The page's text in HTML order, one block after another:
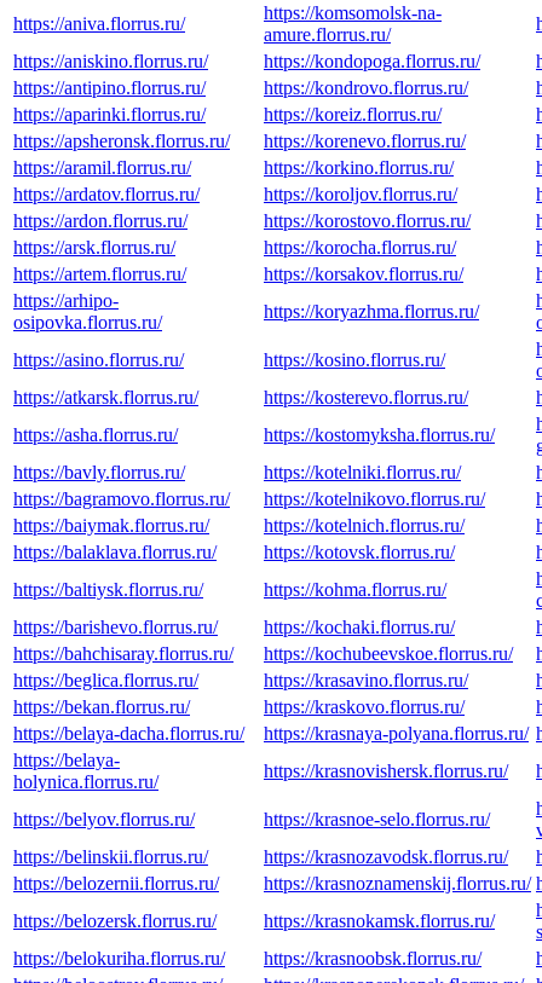
https://aniva.florrus.ru/
https://komsomolsk-na-
amure.florrus.ru/
https://aniskino.florrus.ru/
https://kondopoga.florrus.ru/
https://antipino.florrus.ru/
https://kondrovo.florrus.ru/
https://aparinki.florrus.ru/
https://koreiz.florrus.ru/
https://apsheronsk.florrus.ru/
https://korenevo.florrus.ru/
https://aramil.florrus.ru/
https://korkino.florrus.ru/
https://ardatov.florrus.ru/
https://koroljov.florrus.ru/
https://ardon.florrus.ru/
https://korostovo.florrus.ru/
https://arsk.florrus.ru/
https://korocha.florrus.ru/
https://artem.florrus.ru/
https://korsakov.florrus.ru/
https://arhipo-
osipovka.florrus.ru/
https://koryazhma.florrus.ru/
https://asino.florrus.ru/
https://kosino.florrus.ru/
https://atkarsk.florrus.ru/
https://kosterevo.florrus.ru/
https://asha.florrus.ru/
https://kostomyksha.florrus.ru/
https://bavly.florrus.ru/
https://kotelniki.florrus.ru/
https://bagramovo.florrus.ru/
https://kotelnikovo.florrus.ru/
https://baiymak.florrus.ru/
https://kotelnich.florrus.ru/
https://balaklava.florrus.ru/
https://kotovsk.florrus.ru/
https://baltiysk.florrus.ru/
https://kohma.florrus.ru/
https://barishevo.florrus.ru/
https://kochaki.florrus.ru/
https://bahchisaray.florrus.ru/
https://kochubeevskoe.florrus.ru/
https://beglica.florrus.ru/
https://krasavino.florrus.ru/
https://bekan.florrus.ru/
https://kraskovo.florrus.ru/
https://belaya-dacha.florrus.ru/
https://krasnaya-polyana.florrus.ru/
https://belaya-
holynica.florrus.ru/
https://krasnovishersk.florrus.ru/
https://belyov.florrus.ru/ https://krasnoe-selo.florrus.ru/
https://belinskii.florrus.ru/
https://krasnozavodsk.florrus.ru/
https://belozernii.florrus.ru/
https://krasnoznamenskij.florrus.ru/
https://belozersk.florrus.ru/
https://krasnokamsk.florrus.ru/
https://belokuriha.florrus.ru/
https://krasnoobsk.florrus.ru/